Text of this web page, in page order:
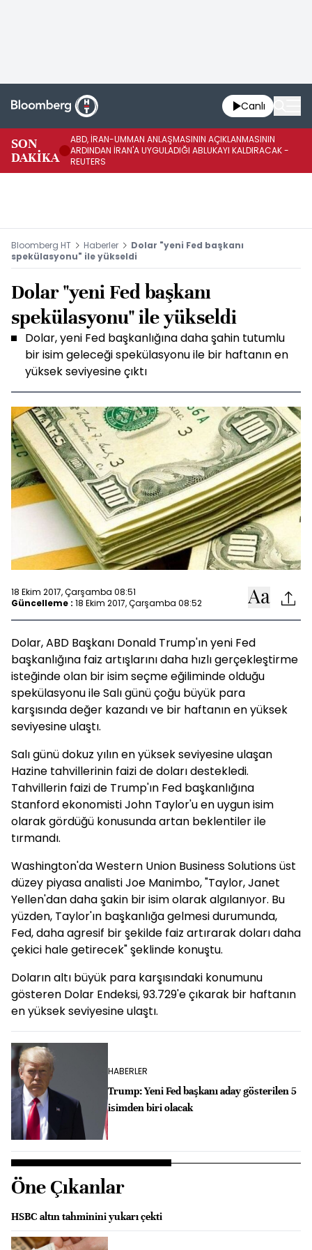
Canlı
SON
DAKİKA
ABD, İRAN-UMMAN ANLAŞMASININ AÇIKLANMASININ
ARDINDAN İRAN'A UYGULADIĞI ABLUKAYI KALDIRACAK -
REUTERS
Bloomberg HT Haberler
Dolar "yeni Fed başkanı
spekülasyonu" ile yükseldi
Dolar "yeni Fed başkanı
spekülasyonu" ile yükseldi
Dolar, yeni Fed başkanlığına daha şahin tutumlu
bir isim geleceği spekülasyonu ile bir haftanın en
yüksek seviyesine çıktı
18 Ekim 2017, Çarşamba 08:51
Güncelleme : 18 Ekim 2017, Çarşamba 08:52
Dolar, ABD Başkanı Donald Trump'ın yeni Fed
başkanlığına faiz artışlarını daha hızlı gerçekleştirme
isteğinde olan bir isim seçme eğiliminde olduğu
spekülasyonu ile Salı günü çoğu büyük para
karşısında değer kazandı ve bir haftanın en yüksek
seviyesine ulaştı.
Salı günü dokuz yılın en yüksek seviyesine ulaşan
Hazine tahvillerinin faizi de doları destekledi.
Tahvillerin faizi de Trump'ın Fed başkanlığına
Stanford ekonomisti John Taylor'u en uygun isim
olarak gördüğü konusunda artan beklentiler ile
tırmandı.
Washington'da Western Union Business Solutions üst
düzey piyasa analisti Joe Manimbo, "Taylor, Janet
Yellen'dan daha şakin bir isim olarak algılanıyor. Bu
yüzden, Taylor'ın başkanlığa gelmesi durumunda,
Fed, daha agresif bir şekilde faiz artırarak doları daha
çekici hale getirecek" şeklinde konuştu.
Doların altı büyük para karşısındaki konumunu
gösteren Dolar Endeksi, 93.729'e çıkarak bir haftanın
en yüksek seviyesine ulaştı.
HABERLER
Trump: Yeni Fed başkanı aday gösterilen 5
isimden biri olacak
Öne Çıkanlar
HSBC altın tahminini yukarı çekti